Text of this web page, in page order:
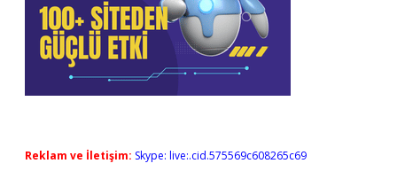
Reklam ve İletişim: Skype: live:.cid.575569c608265c69